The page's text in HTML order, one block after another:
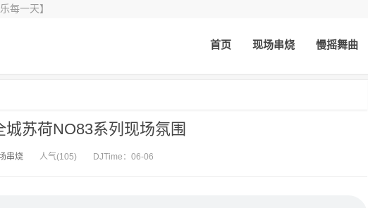
每一天】
首页 现场串烧 慢摇舞曲
城苏荷NO83系列现场氛围
串烧 人气(105) DJTime：06-06